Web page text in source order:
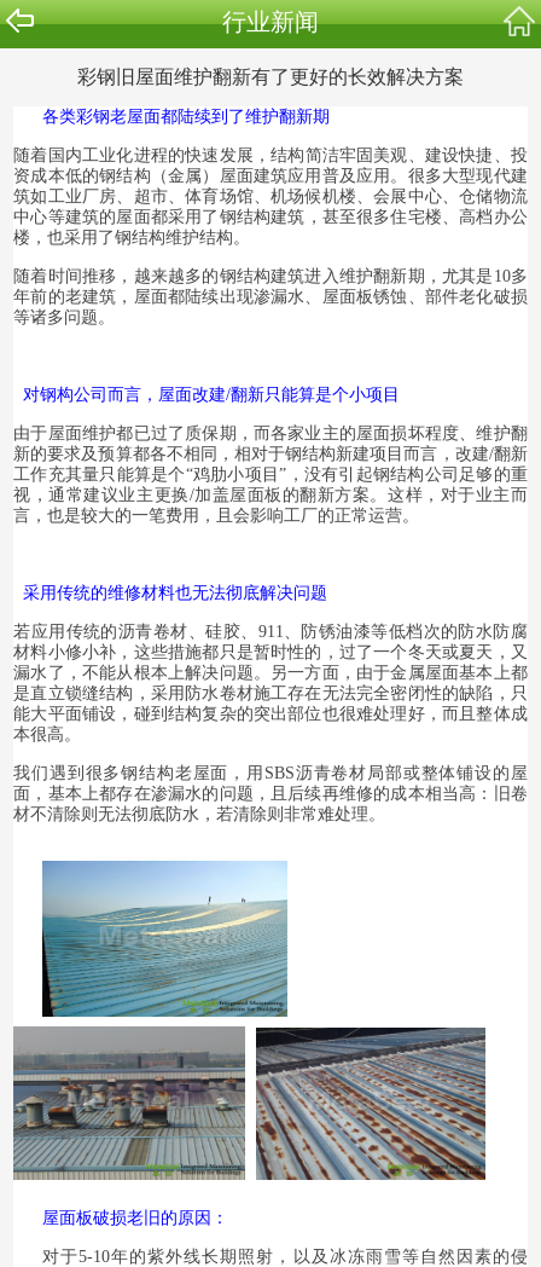
行业新闻
彩钢旧屋面维护翻新有了更好的长效解决方案
各类彩钢老屋面都陆续到了维护翻新期
随着 国内工业化进程的快速发展，结构简洁牢固美观、建设快捷、投
资成本低的钢结构（金属）屋面建筑应用 普及应用 。很多大型现代建
筑如工业厂房、超市、体育场馆、机场候机楼、会展中心、仓储物流
中心等建筑的屋面都采用了 钢结构建筑， 甚至很多住宅楼、高档办公
楼，也采用了钢结构维护结构。
随着时间推移，越来越多的钢结构建筑进入维护翻新期，尤其是10多
年前的老建筑，屋面都陆续出现渗漏水、屋面板锈蚀、部件老化破损
等诸多问题。
对钢构公司而言，屋面改建/翻新只能算是个小项目
由于屋面维护都已过了质保期，而各家业主的屋面损坏程度、维护翻
新的要求及预算都各不相同，相对于钢结构新建项目而言，改建/翻新
工作充其量只能算是个“鸡肋小项目”，没有引起钢结构公司足够的重
视，通常建议业主更换/加盖屋面板的翻新方案。这样，对于业主而
言，也是较大的一笔费用，且会影响工厂的正常运营。
采用传统的维修材料也无法彻底解决问题
若应用传统的沥青卷材、硅胶、911、防锈油漆等低档次的防水防腐
材料小修小补， 这些措施都只是暂时性的，过了一个冬天或夏天，又
漏水了，不能从根本上解决问题。另一方面，由于金属屋面基本上都
是直立锁缝结构，采用防水卷材施工存在无法完全密闭性的缺陷，只
能大平面铺设，碰到结构复杂的突出部位也很难处理好，而且整体成
本很高。
我们遇到很多钢结构老屋面，用SBS沥青卷材局部或整体铺设的屋
面，基本上都存在渗漏水的问题，且后续再维修的成本相当高：旧卷
材不清除则无法彻底防水，若清除则非常难处理。
屋面板破损老旧的原因：
对于5-10年的紫外线长期照射，以及冰冻雨雪等自然因素的侵